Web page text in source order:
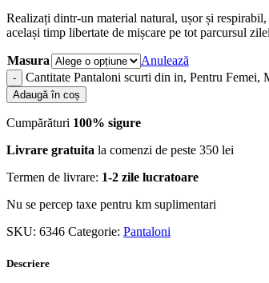
Realizați dintr-un material natural, ușor și
același timp libertate de mișcare pe tot parcursul
Masura
Anulează
Cantitate Pantaloni scurti din in, Pentru Femei,
Adaugă în coș
Cumpărături 100% sigure
Livrare gratuita la comenzi de peste 350 lei
Termen de livrare: 1-2 zile lucratoare
Nu se percep taxe pentru km suplimentari
SKU: 6346 Categorie: Pantaloni
Descriere